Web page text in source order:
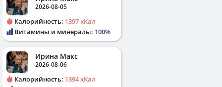
2026-08-05
Калорийность: 1397 кКал
Витамины и минералы: 100%
Ирина Макс
2026-08-06
Калорийность: 1394 кКал